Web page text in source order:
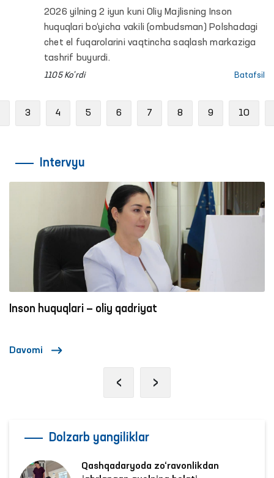
markazida fuqarolarimiz bilan ko‘rishib,
sharoitlar bilan tanishdi
2026 yilning 2 iyun kuni Oliy Majlisning Inson
huquqlari bo‘yicha vakili (ombudsman) Polshadagi
chet el fuqarolarini vaqtincha saqlash markaziga
tashrif buyurdi.
1105 Ko'rdi Batafsil
3 4 5 6 7 8 9 10
Intervyu
Inson huquqlari — oliy qadriyat
Davomi
‹ ›
Dolzarb yangiliklar
Qashqadaryoda zo‘ravonlikdan